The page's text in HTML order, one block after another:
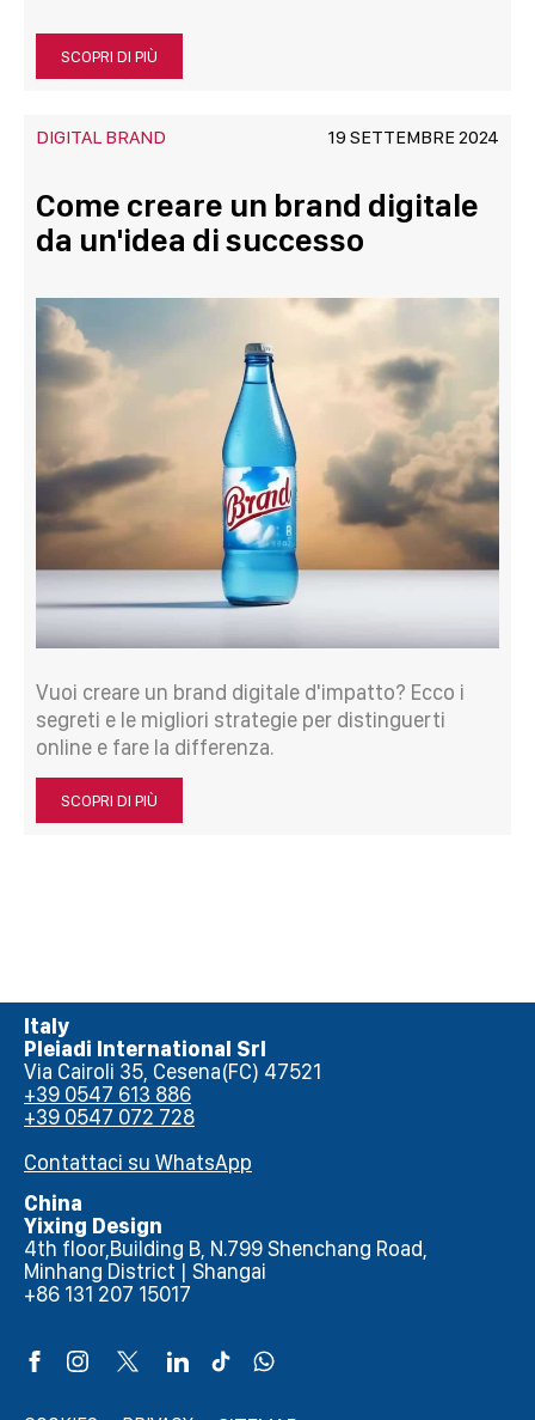
SCOPRI DI PIÙ
DIGITAL BRAND 19 SETTEMBRE 2024
Come creare un brand digitale
da un'idea di successo
Vuoi creare un brand digitale d'impatto? Ecco i
segreti e le migliori strategie per distinguerti
online e fare la differenza.
SCOPRI DI PIÙ
Italy
Pleiadi International Srl
Via Cairoli 35, Cesena(FC) 47521
+39 0547 613 886
+39 0547 072 728
Contattaci su WhatsApp
China
Yixing Design
4th floor,Building B, N.799 Shenchang Road,
Minhang District | Shangai
+86 131 207 15017